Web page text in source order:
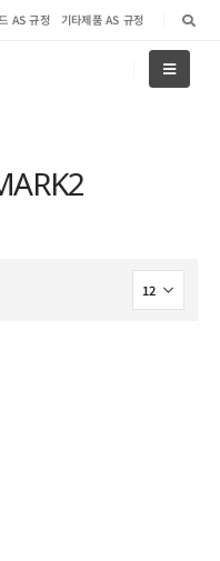
AS 규정 기타제품 AS 규정